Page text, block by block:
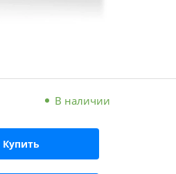
В наличии
Купить